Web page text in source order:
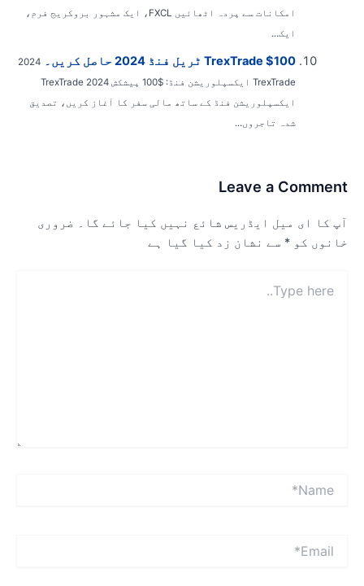
امکانات سے پردہ اٹھائیں FXCL، ایک مشہور بروکریج فرم،
ایک...
TrexTrade $100 ٹریل فنڈ 2024 حاصل کریں۔
2024
TrexTrade ایکسپلوریشن فنڈ: $100 پیشکش 2024 TrexTrade
ایکسپلوریشن فنڈ کے ساتھ مالی سفر کا آغاز کریں، تصدیق
شدہ تاجروں...
Leave a
کا ای میل ایڈریس شائع نہیں کیا جائے گا۔ ضروری
کو *سے نشان زد کیا گیا ہے